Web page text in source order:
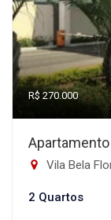
R$ 270.000
Vila Bela
2 Quartos